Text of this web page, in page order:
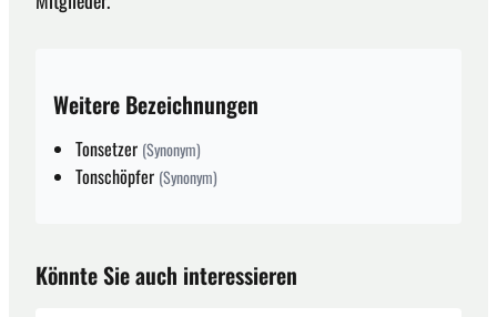
Weitere Bezeichnungen
Tonsetzer (Synonym)
Tonschöpfer (Synonym)
Könnte Sie auch interessieren